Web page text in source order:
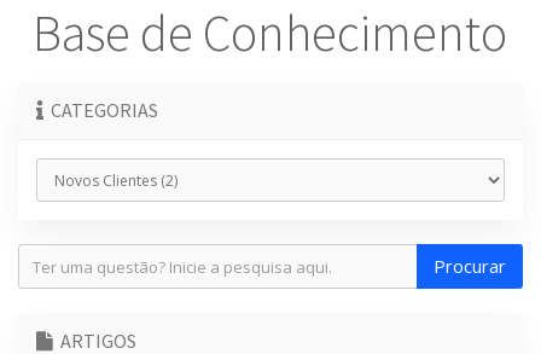
Base de Conhecimento
CATEGORIAS
ARTIGOS